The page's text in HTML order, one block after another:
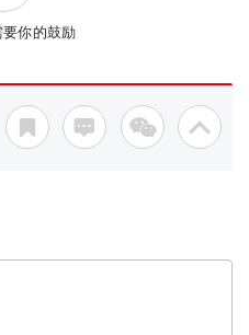
你的鼓励